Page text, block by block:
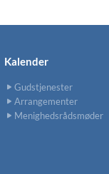
Kalender
Gudstjenester
Arrangementer
Menighedsrådsmøder